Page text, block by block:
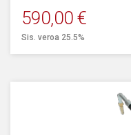
590,00 €
Sis. veroa 25.5%